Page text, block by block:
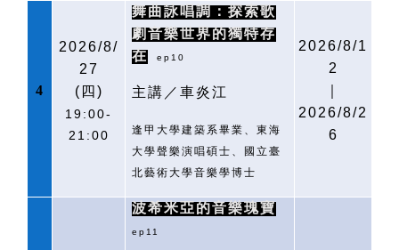
4
2026/8/
27
( 四)
19:00-
21:00
舞曲詠唱調：探索歌
劇音樂世界的獨特存
在
ep10
主講／車炎江
逢甲大學建築系畢業、東海
大學聲樂演唱碩士、國立臺
北藝術大學音樂學博士
2026/8/1
2
2026/8/2
6
波希米亞的音樂瑰寶
ep11